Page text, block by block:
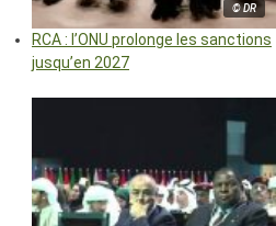
© DR
RCA : l’ONU prolonge les sanctions
jusqu’en 2027